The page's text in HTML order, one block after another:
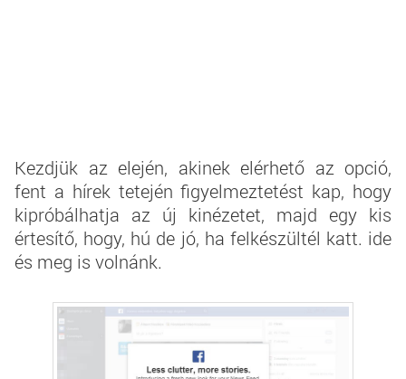
Kezdjük az elején, akinek elérhető az opció,
fent a hírek tetején figyelmeztetést kap, hogy
kipróbálhatja az új kinézetet, majd egy kis
értesítő, hogy, hú de jó, ha felkészültél katt. ide
és meg is volnánk.